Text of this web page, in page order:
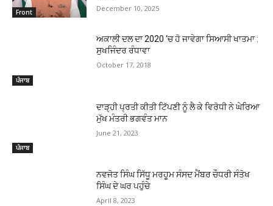
Front December 10, 2025
ਪੰਜਾਬ
ਅਕਾਲੀ ਦਲ ਦਾ 2020 ‘ਚ ਹੋ ਜਾਵੇਗਾ ਸਿਆਸੀ ਖਾਤਮਾ :
ਸੁਖਜਿੰਦਰ ਰੰਧਾਵਾ
October 17, 2018
ਪੰਜਾਬ
ਦਾੜ੍ਹੀ ਪ੍ਰਤੀ ਕੀਤੀ ਟਿੱਪਣੀ ਨੂੰ ਲੈ ਕੇ ਵਿਰੋਧੀ ਨੇ ਘੇਰਿਆ
ਮੁੱਖ ਮੰਤਰੀ ਭਗਵੰਤ ਮਾਨ
June 21, 2023
ਨਵਜੋਤ ਸਿੰਘ ਸਿੱਧੂ ਮਰਹੂਮ ਸੰਸਦ ਮੈਂਬਰ ਚੌਧਰੀ ਸੰਤੋਖ
ਸਿੰਘ ਦੇ ਘਰ ਪਹੁੰਚੇ
April 8, 2023